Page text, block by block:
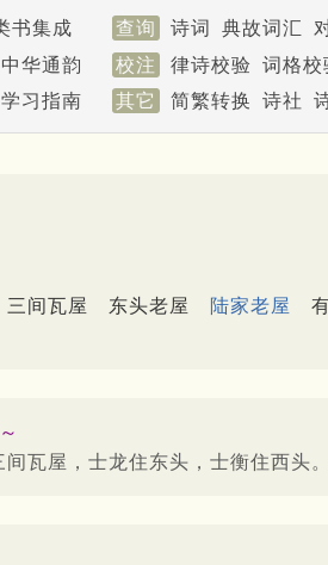
书集成 查询 诗词 典故词汇
中华通韵 校注 律诗校验 词格校
学习指南 其它 简繁转换 诗社
三间瓦屋 东头老屋 陆家老屋
瓦屋，士龙住东头，士衡住西头